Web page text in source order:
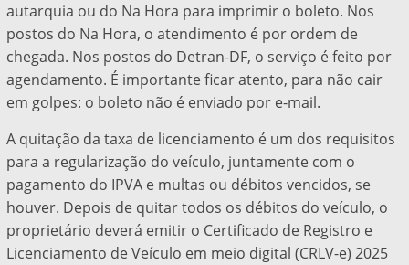
autarquia ou do Na Hora para imprimir o boleto. Nos
postos do Na Hora, o atendimento é por ordem de
chegada. Nos postos do Detran-DF, o serviço é feito por
agendamento. É importante ficar atento, para não cair
em golpes: o boleto não é enviado por e-mail.
A quitação da taxa de licenciamento é um dos requisitos
para a regularização do veículo, juntamente com o
pagamento do IPVA e multas ou débitos vencidos, se
houver. Depois de quitar todos os débitos do veículo, o
proprietário deverá emitir o Certificado de Registro e
Licenciamento de Veículo em meio digital (CRLV-e) 2025